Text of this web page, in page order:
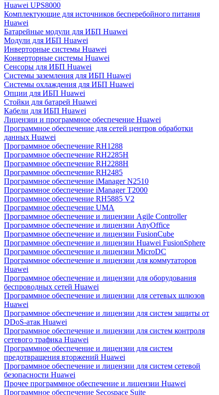
Huawei UPS8000
Комплектующие для источников бесперебойного питания
Huawei
Батарейные модули для ИБП Huawei
Модули для ИБП Huawei
Инверторные системы Huawei
Конверторные системы Huawei
Сенсоры для ИБП Huawei
Системы заземления для ИБП Huawei
Системы охлаждения для ИБП Huawei
Опции для ИБП Huawei
Стойки для батарей Huawei
Кабели для ИБП Huawei
Лицензии и программное обеспечение Huawei
Программное обеспечение для сетей центров обработки
данных Huawei
Программное обеспечение RH1288
Программное обеспечение RH2285H
Программное обеспечение RH2288H
Программное обеспечение RH2485
Программное обеспечение iManager N2510
Программное обеспечение iManager T2000
Программное обеспечение RH5885 V2
Программное обеспечение UMA
Программное обеспечение и лицензии Agile Controller
Программное обеспечение и лицензии AnyOffice
Программное обеспечение и лицензии FusionCube
Программное обеспечение и лицензии Huawei FusionSphere
Программное обеспечение и лицензии MicroDC
Программное обеспечение и лицензии для коммутаторов
Huawei
Программное обеспечение и лицензии для оборудования
беспроводных сетей Huawei
Программное обеспечение и лицензии для сетевых шлюзов
Huawei
Программное обеспечение и лицензии для систем защиты от
DDoS-атак Huawei
Программное обеспечение и лицензии для систем контроля
сетевого трафика Huawei
Программное обеспечение и лицензии для систем
предотвращения вторжений Huawei
Программное обеспечение и лицензии для систем сетевой
безопасности Huawei
Прочее программное обеспечение и лицензии Huawei
Программное обеспечение Secospace Suite